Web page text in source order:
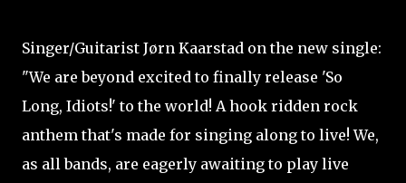
Singer/Guitarist Jørn Kaarstad on the new single:
"We are beyond excited to finally release 'So
Long, Idiots!' to the world! A hook ridden rock
anthem that's made for singing along to live! We,
as all bands, are eagerly awaiting to play live